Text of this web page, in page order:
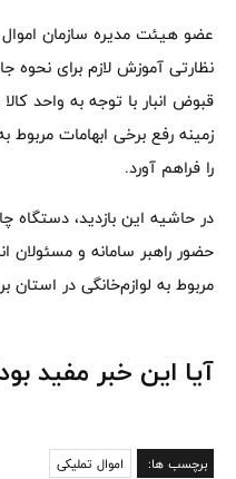
عضو هیئت مدیره سازمان
نظارتی آموزش لازم برای نحوه
قبوض انبار با توجه به واحد
زمینه رفع برخی ابهامات
را فراهم آورد.
در حاشیه این بازدید، دستگاه
حضور راهبر سامانه و مسئولان
مربوط به‌ لوازم‌خانگی در
آیا این خبر مفید
برچسب ها: اموال تملیکی